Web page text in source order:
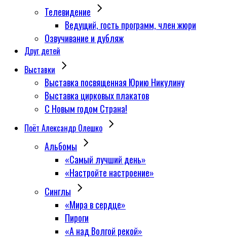
Телевидение
Ведущий, гость программ, член жюри
Озвучивание и дубляж
Друг детей
Выставки
Выставка посвященная Юрию Никулину
Выставка цирковых плакатов
С Новым годом Страна!
Поёт Александр Олешко
Альбомы
«Самый лучший день»
«Настройте настроение»
Синглы
«Мира в сердце»
Пироги
«А над Волгой рекой»